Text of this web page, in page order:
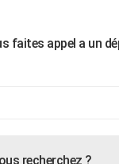
faites appel a un
recherchez ?